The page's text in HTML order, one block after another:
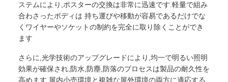
ステムにより,ポスターの交換は非常に迅速です.軽量で組み
合わさったボディは 持ち運びや移動が容易であるだけでな
くワイヤーやソケットの制約を完全に取り除くことができ
ます
さらに,光学技術のアップグレードにより,均一で明るい照明
効果が確保され,防水,防塵,防落のプロセスは製品の耐久性を
高めます.屋内小売環境と複雑な屋外環境の両方に適応する.